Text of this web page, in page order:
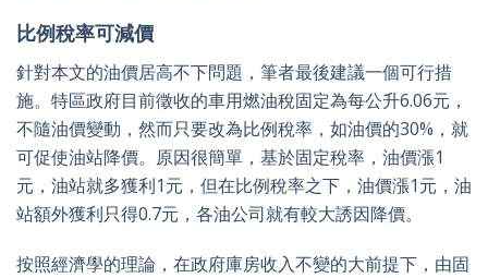
比例稅率可減價
針對本文的油價居高不下問題，筆者最後建議一個可行措
施。特區政府目前徵收的車用燃油稅固定為每公升6.06元，
不隨油價變動，然而只要改為比例稅率，如油價的30%，就
可促使油站降價。原因很簡單，基於固定稅率，油價漲1
元，油站就多獲利1元，但在比例稅率之下，油價漲1元，油
站額外獲利只得0.7元，各油公司就有較大誘因降價。
按照經濟學的理論，在政府庫房收入不變的大前提下，由固